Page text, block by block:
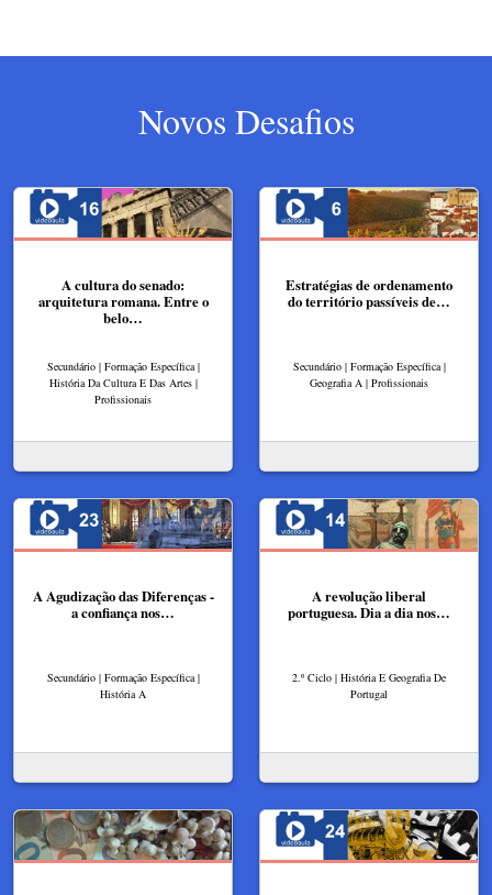
Novos Desafios
A cultura do senado:
arquitetura romana. Entre o
belo…
Secundário | Formação Específica |
História Da Cultura E Das Artes |
Profissionais
Estratégias de ordenamento
do território passíveis de…
Secundário | Formação Específica |
Geografia A | Profissionais
A Agudização das Diferenças -
a confiança nos…
Secundário | Formação Específica |
História A
A revolução liberal
portuguesa. Dia a dia nos…
2.º Ciclo | História E Geografia De
Portugal